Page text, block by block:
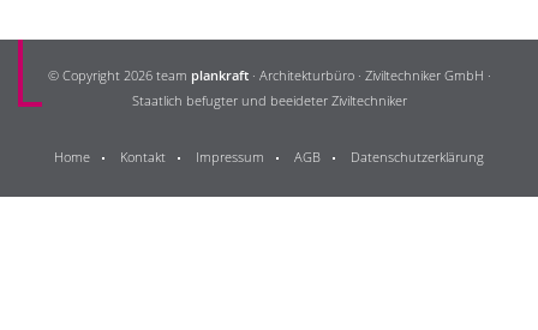
KONTAKT© Copyright 2026 team plankraft· Architekturbüro · Ziviltechniker GmbH ·
Staatlich befugter und beeideter Ziviltechniker
Home Kontakt Impressum AGB Datenschutzerklärung